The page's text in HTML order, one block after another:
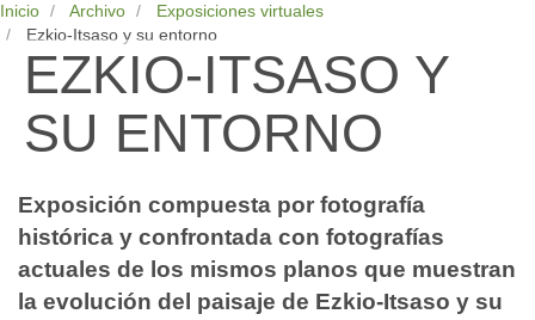
Inicio Archivo
Exposiciones virtuales
Ezkio-Itsaso y su entorno
EZKIO-ITSASO Y
SU ENTORNO
Exposición compuesta por fotografía
histórica y confrontada con fotografías
actuales de los mismos planos que muestran
la evolución del paisaje de Ezkio-Itsaso y su